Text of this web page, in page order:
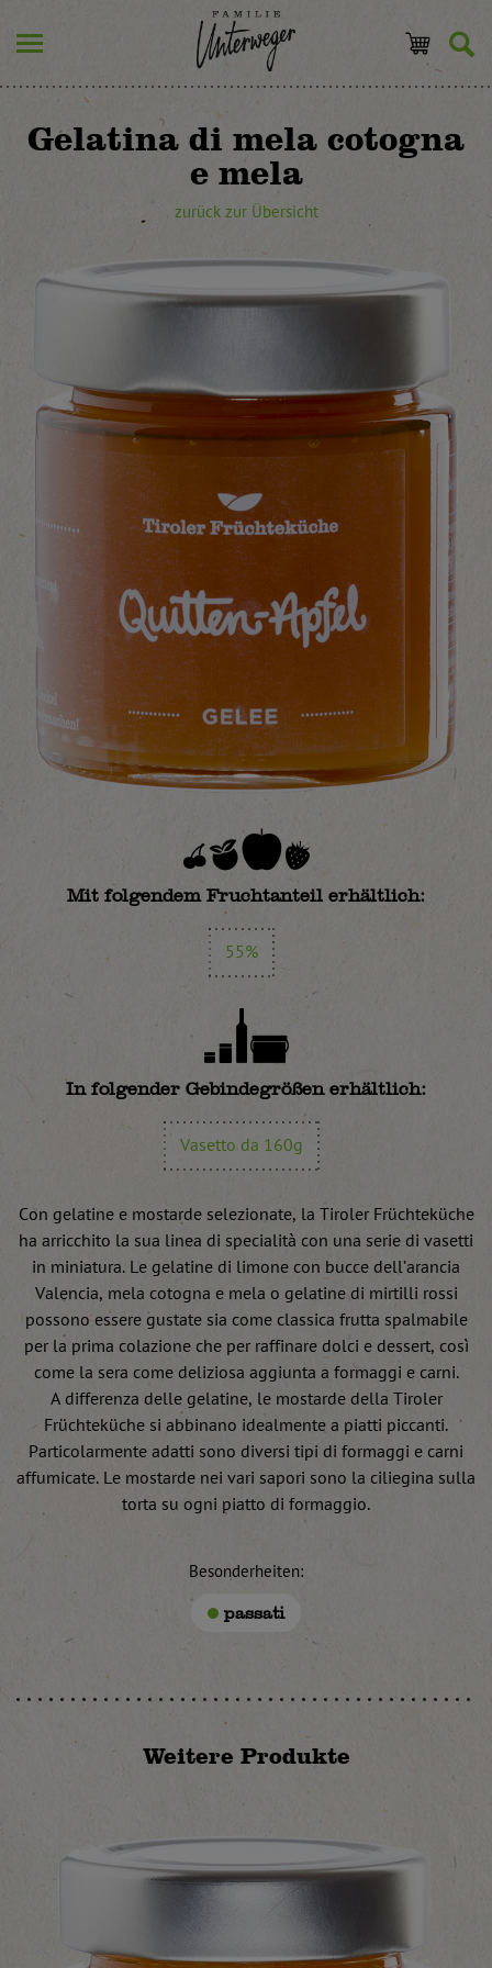
Gelatina di mela cotogna
e mela
zurück zur Übersicht
Mit folgendem Fruchtanteil erhältlich:
55%
In folgender Gebindegrößen erhältlich:
Vasetto da 160g
Con gelatine e mostarde selezionate, la Tiroler Früchteküche
ha arricchito la sua linea di specialità con una serie di vasetti
in miniatura. Le gelatine di limone con bucce dell’arancia
Valencia, mela cotogna e mela o gelatine di mirtilli rossi
possono essere gustate sia come classica frutta spalmabile
per la prima colazione che per raffinare dolci e dessert, così
come la sera come deliziosa aggiunta a formaggi e carni.
A differenza delle gelatine, le mostarde della Tiroler
Früchteküche si abbinano idealmente a piatti piccanti.
Particolarmente adatti sono diversi tipi di formaggi e carni
affumicate. Le mostarde nei vari sapori sono la ciliegina sulla
torta su ogni piatto di formaggio.
Besonderheiten:
passati
Weitere Produkte